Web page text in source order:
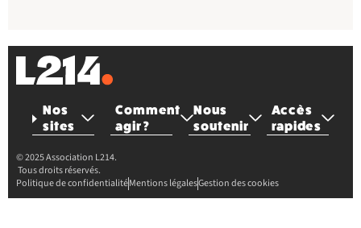
Nos
sites
Comment
agir ?
Nous
soutenir
Accès
rapides
© 2025 Association L214.
Tous droits réservés.
Politique de confidentialitéMentions légalesGestion des cookies